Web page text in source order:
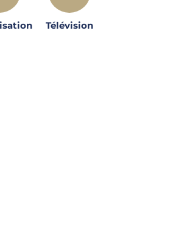
Télévision